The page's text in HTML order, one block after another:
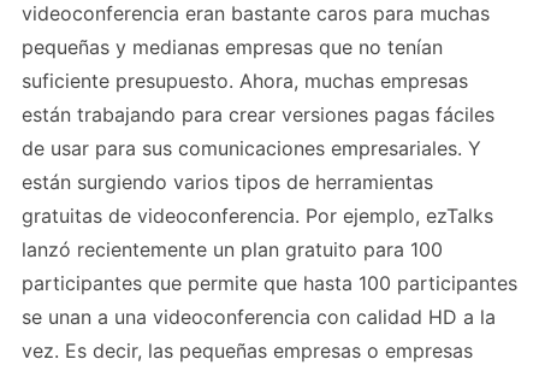
videoconferencia eran bastante caros para muchas
pequeñas y medianas empresas que no tenían
suficiente presupuesto. Ahora, muchas empresas
están trabajando para crear versiones pagas fáciles
de usar para sus comunicaciones empresariales. Y
están surgiendo varios tipos de herramientas
gratuitas de videoconferencia. Por ejemplo, ezTalks
lanzó recientemente un plan gratuito para 100
participantes que permite que hasta 100 participantes
se unan a una videoconferencia con calidad HD a la
vez. Es decir, las pequeñas empresas o empresas